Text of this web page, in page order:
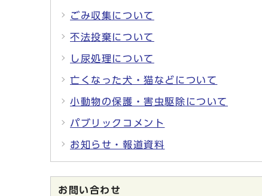
ごみ収集について
不法投棄について
し尿処理について
亡くなった犬・猫などについて
小動物の保護・害虫駆除について
パブリックコメント
お知らせ・報道資料
お問い合わせ